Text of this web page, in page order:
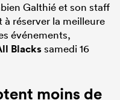
Galthié et son staff
à réserver la meilleure
événements,
Blackssamedi 16
moins de